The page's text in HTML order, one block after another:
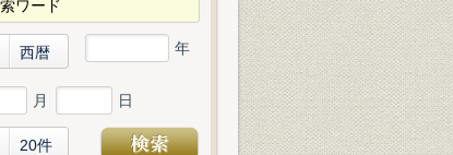
西暦 年
月 日
20件